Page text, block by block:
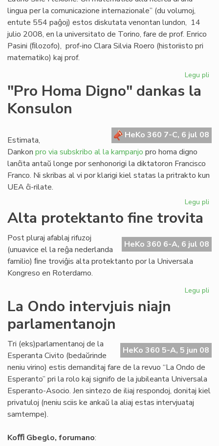
lingua per la comunicazione internazionale” (du volumoj,
entute 554 paĝoj) estos diskutata venontan lundon, 14
julio 2008, en la universitato de Torino, fare de prof. Enrico
Pasini (ﬁlozofo), prof-ino Clara Silvia Roero (historiisto pri
matematiko) kaj prof.
Legu pli
"Pro Homa Digno" dankas la
Konsulon
HeKo 360 7-C, 6 jul 08
Estimata,
Dankon pro via subskribo al la kampanjo pro homa digno
lanĉita antaŭ longe por senhonorigi la diktatoron Francisco
Franco. Ni skribas al vi por klarigi kiel statas la pritrakto kun
UEA ĉi-rilate.
Legu pli
la
Alta protektanto fine trovita
HeKo 360 6-A, 6 jul 08
Post pluraj afablaj rifuzoj
(unuavice el la reĝa nederlanda
familio) ﬁne troviĝis alta protektanto por la Universala
Kongreso en Roterdamo.
Legu pli
La Ondo intervjuis niajn
parlamentanojn
HeKo 360 5-A, 5 jun 08
Tri (eks)parlamentanoj de la
Esperanta Civito (bedaŭrinde
neniu virino) estis demanditaj fare de la revuo “La Ondo de
Esperanto” pri la rolo kaj signifo de la jubileanta Universala
Esperanto-Asocio. Jen sintezo de iliaj respondoj, donitaj kiel
privatuloj (neniu sciis ke ankaŭ la aliaj estas intervjuataj
samtempe).
Koﬃ Gbeglo, forumano: